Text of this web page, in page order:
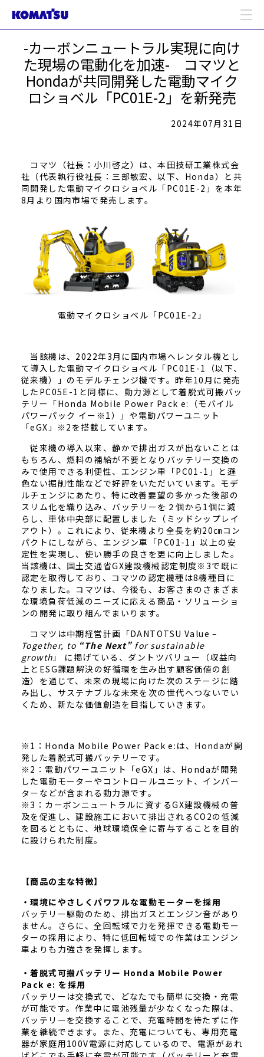
-カーボンニュートラル実現に向け
た現場の電動化を加速- コマツと
Hondaが共同開発した電動マイク
ロショベル「PC01E-2」を新発売
2024年07月31日
コマツ（社長：小川啓之）は、本田技研工業株式会
社（代表執行役社長：三部敏宏、以下、Honda）と共
同開発した電動マイクロショベル「PC01E-2」を本年
8月より国内市場で発売します。
電動マイクロショベル「PC01E-2」
当該機は、2022年3月に国内市場へレンタル機とし
て導入した電動マイクロショベル「PC01E-1（以下、
従来機）」のモデルチェンジ機です。昨年10月に発売
したPC05E-1と同様に、動力源として着脱式可搬バッ
テリー「Honda Mobile Power Pack e:（モバイル
パワーパック イー※1）」や電動パワーユニット
「eGX」※2を搭載しています。
従来機の導入以来、静かで排出ガスが出ないことは
もちろん、燃料の補給が不要となりバッテリー交換の
みで使用できる利便性、エンジン車「PC01-1」と遜
色ない掘削性能などで好評をいただいています。モデ
ルチェンジにあたり、特に改善要望の多かった後部の
スリム化を織り込み、バッテリーを２個から1個に減
らし、車体中央部に配置しました（ミッドシップレイ
アウト）。これにより、従来機より全長を約20㎝コン
パクトにしながら、エンジン車「PC01-1」以上の安
定性を実現し、使い勝手の良さを更に向上しました。
当該機は、国土交通省GX建設機械認定制度※3で既に
認定を取得しており、コマツの認定機種は8機種目に
なりました。コマツは、今後も、お客さまのさまざま
な環境負荷低減のニーズに応える商品・ソリューショ
ンの開発に取り組んでまいります。
コマツは中期経営計画「DANTOTSU Value –
Together, to “The Next” for sustainable
growth 」 に掲げている、ダントツバリュー（収益向
上とESG課題解決の好循環を生み出す顧客価値の創
造）を通じて、未来の現場に向けた次のステージに踏
み出し、サステナブルな未来を次の世代へつないでい
くため、新たな価値創造を目指していきます。
※1：Honda Mobile Power Pack e:は、Hondaが開
発した着脱式可搬バッテリーです。
※2：電動パワーユニット「eGX」は、Hondaが開発
した電動モーターやコントロールユニット、インバー
ターなどが含まれる動力源です。
※3：カーボンニュートラルに資するGX建設機械の普
及を促進し、建設施工において排出されるCO2の低減
を図るとともに、地球環境保全に寄与することを目的
に設けられた制度。
【商品の主な特徴】
・環境にやさしくパワフルな電動モーターを採用
バッテリー駆動のため、排出ガスとエンジン音があり
ません。さらに、全回転域で力を発揮できる電動モー
ターの採用により、特に低回転域での作業はエンジン
車よりも力強さを発揮します。
・着脱式可搬バッテリー Honda Mobile Power
Pack e: を採用
バッテリーは交換式で、どなたでも簡単に交換・充電
が可能です。作業中に電池残量が少なくなった際は、
バッテリーを交換することで、充電時間を待たずに作
業を継続できます。また、充電についても、専用充電
器が家庭用100V電源に対応しているので、電源があれ